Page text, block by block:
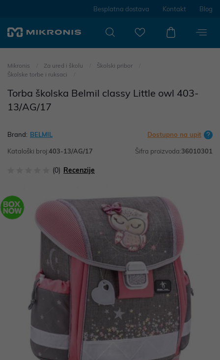
Besplatna dostava Kontakt Blog
Mikronis Za ured i školu
Školski pribor
Školske torbe i ruksaci
Torba školska Belmil classy Little owl 403-
13/AG/17
Brand: BELMIL Dostupno na upit
Kataloški broj:403-13/AG/17 Šifra proizvoda:36010301
(0) Recenzije